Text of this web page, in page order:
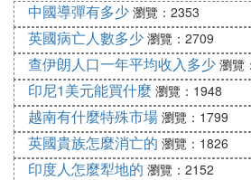
福利優渥 免費教育直到大學
汶萊免費教育一直提供到大學畢
造，政府提供補助。醫療完全免
醫療機構無法或是不擅於處理的
生推薦到任何國家治療，由政府
屬陪同前往的全部食宿費。
中國導彈有多少 瀏覽：2353
英國病亡人數多少 瀏覽：2709
查伊朗人口一年平均收入多少 瀏覽
印尼1美元能買什麼 瀏覽：1948
越南有什麼特殊市場 瀏覽：1799
英國貴族怎麼消亡的 瀏覽：1826
印度人怎麼犁地的 瀏覽：2152